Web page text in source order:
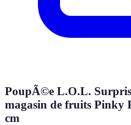
PoupÃ©e L.O.L.
magasin de fruits Pinky
cm